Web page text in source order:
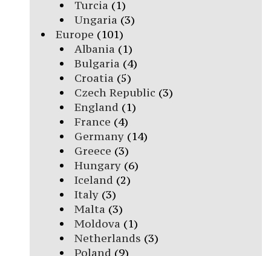
Turcia (1)
Ungaria (3)
Europe (101)
Albania (1)
Bulgaria (4)
Croatia (5)
Czech Republic (3)
England (1)
France (4)
Germany(14)
Greece (3)
Hungary(6)
Iceland (2)
Italy(3)
Malta (3)
Moldova (1)
Netherlands (3)
Poland (9)